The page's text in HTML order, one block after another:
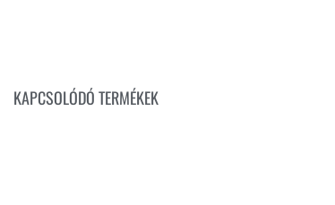
KAPCSOLÓDÓ TERMÉKEK